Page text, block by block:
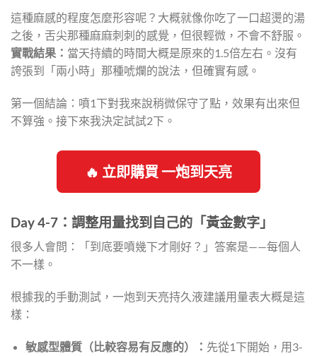
這種麻感的程度怎麼形容呢？大概就像你吃了一口超燙的湯
之後，舌尖那種麻麻刺刺的感覺，但很輕微，不會不舒服。
實戰結果： 當天持續的時間大概是原來的1.5倍左右。沒有
誇張到「兩小時」那種唬爛的說法，但確實有感。
第一個結論：噴1下對我來說稍微保守了點，效果有出來但
不算強。接下來我決定試試2下。
🔥 立即購買 一炮到天亮
Day 4-7：調整用量找到自己的「黃金數字」
很多人會問：「到底要噴幾下才剛好？」答案是——每個人
不一樣。
根據我的手動測試，一炮到天亮持久液建議用量表大概是這
樣：
敏感型體質（比較容易有反應的）： 先從1下開始，用3-